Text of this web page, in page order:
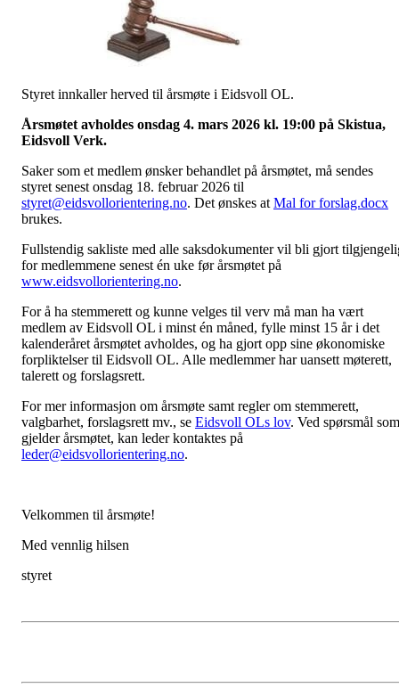
Styret innkaller herved til årsmøte i Eidsvoll OL.
Årsmøtet avholdes onsdag 4. mars 2026 kl. 19:00 på Skistua,
Eidsvoll Verk.
Saker som et medlem ønsker behandlet på årsmøtet, må sendes
styret senest onsdag 18. februar 2026 til
styret@eidsvollorientering.no. Det ønskes at Mal for forslag.docx
brukes.
Fullstendig sakliste med alle saksdokumenter vil bli gjort
for medlemmene senest én uke før årsmøtet på
www.eidsvollorientering.no.
For å ha stemmerett og kunne velges til verv må man ha vært
medlem av Eidsvoll OL i minst én måned, fylle minst 15 år i det
kalenderåret årsmøtet avholdes, og ha gjort opp sine økonomiske
forpliktelser til Eidsvoll OL. Alle medlemmer har uansett møterett,
talerett og forslagsrett.
For mer informasjon om årsmøte samt regler om stemmerett,
valgbarhet, forslagsrett mv., se Eidsvoll OLs lov. Ved spørsmål som
gjelder årsmøtet, kan leder kontaktes på
leder@eidsvollorientering.no.
Velkommen til årsmøte!
Med vennlig hilsen
styret